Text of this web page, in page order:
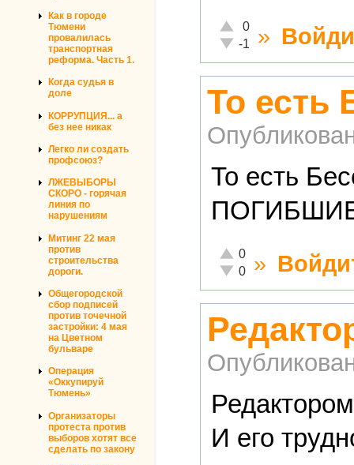
Как в городе
Тюмени
провалилась
транспортная
реформа. Часть 1.
Когда судья в
доле
КОРРУПЦИЯ... а
без нее никак
Легко ли создать
профсоюз?
ЛЖЕВЫБОРЫ
СКОРО - горячая
линия по
нарушениям
Митинг 22 мая
против
строительства
дороги.
Общегородской
сбор подписей
против точечной
застройки: 4 мая
на Цветном
бульваре
Операция
«Оккупируй
Тюмень»
Организаторы
протеста против
выборов хотят все
сделать по закону
Отлично!
0
Неадекватно!
-1 »
То есть
То есть
Отлично!
0
Неадекватно!
0 »
И его